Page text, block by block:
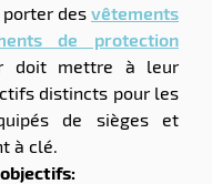
des vêtements
de protection
doit mettre à leur
distincts pour les
de sièges et
à clé.